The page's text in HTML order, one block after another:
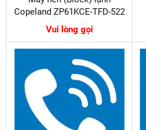
Copeland ZP61KCE-TFD-522
Vui lòng gọi